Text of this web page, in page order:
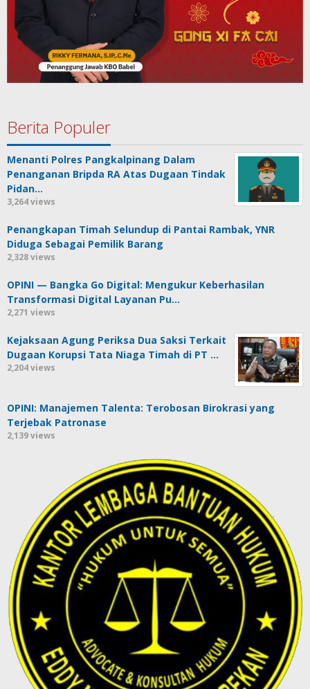
Berita Populer
Menanti Polres Pangkalpinang Dalam
Penanganan Bripda RA Atas Dugaan Tindak
Pidan…
3,264 views
Penangkapan Timah Selundup di Pantai Rambak, YNR
Diduga Sebagai Pemilik Barang
2,328 views
OPINI — Bangka Go Digital: Mengukur Keberhasilan
Transformasi Digital Layanan Pu…
2,271 views
Kejaksaan Agung Periksa Dua Saksi Terkait
Dugaan Korupsi Tata Niaga Timah di PT …
2,204 views
OPINI: Manajemen Talenta: Terobosan Birokrasi yang
Terjebak Patronase
2,139 views